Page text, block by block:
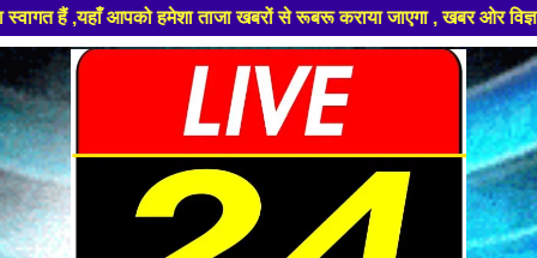
हमेशा ताजा खबरों से रूबरू कराया जाएगा , खबर ओर विज्ञापन के
Skip
to
content